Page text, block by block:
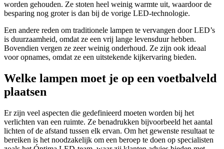
worden gehouden. Ze stoten heel weinig warmte uit, waardoor de
besparing nog groter is dan bij de vorige LED-technologie.
Een andere reden om traditionele lampen te vervangen door LED’s
is duurzaamheid, omdat ze een vrij lange levensduur hebben.
Bovendien vergen ze zeer weinig onderhoud. Ze zijn ook ideaal
voor opnames, omdat ze een uitstekende kijkervaring bieden.
Welke lampen moet je op een voetbalveld
plaatsen
Er zijn veel aspecten die gedefinieerd moeten worden bij het
verlichten van een ruimte. Ze benadrukken bijvoorbeeld het aantal
lichten of de afstand tussen elk ervan. Om het gewenste resultaat te
bereiken is het noodzakelijk om een ​​beroep te doen op specialisten